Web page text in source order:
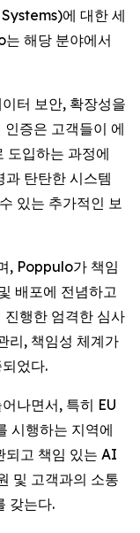
에 대한 세
해당 분야에서
터 보안, 확장성을
증은 고객들이 에
입하는 과정에
탄탄한 시스템
있는 추가적인 보
, Poppulo가 책임
배포에 전념하고
진행한 엄격한 심사
리, 책임성 체계가
었다.
나면서, 특히 EU
시행하는 지역에
되고 책임 있는 AI
및 고객과의 소통
갖는다.